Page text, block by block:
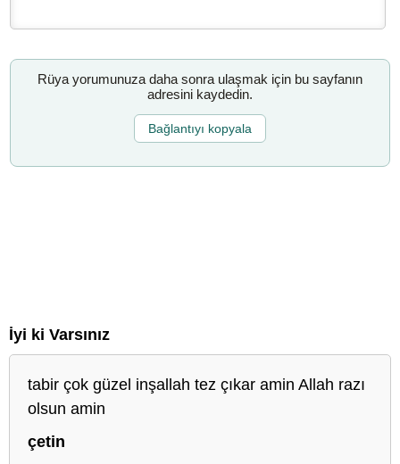
Rüya yorumunuza daha sonra ulaşmak için bu sayfanın
adresini kaydedin.
Bağlantıyı kopyala
İyi ki Varsınız
tabir çok güzel inşallah tez çıkar amin Allah razı
olsun amin
çetin